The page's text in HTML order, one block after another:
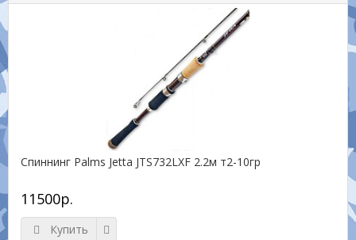
Спиннинг Palms Jetta JTS732LXF 2.2м т2-10гр
11500р.
Купить